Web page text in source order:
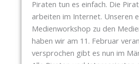
A
R
B
E
I
Piraten tun es einfach. Die
arbeiten im Internet. Unseren
Medienworkshop zu den
haben wir am 11. Februar
versprochen gibt es nun im